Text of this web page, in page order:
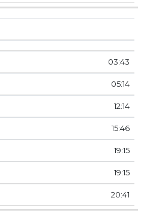
03:43
05:14
12:14
15:46
19:15
19:15
20:41